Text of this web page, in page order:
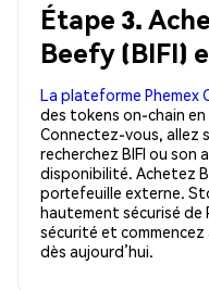
Étape 3.
Beefy (BIFI)
La plateforme Phemex
des tokens on-chain
Connectez-vous, allez
recherchez BIFI ou
disponibilité. Achetez
portefeuille externe.
hautement sécurisé de
sécurité et commencez
dès aujourd’hui.